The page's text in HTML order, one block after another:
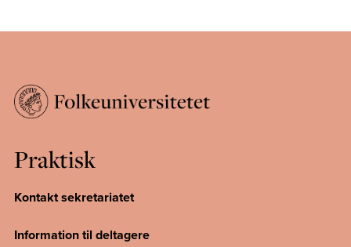
Praktisk
Kontakt sekretariatet
Information til deltagere